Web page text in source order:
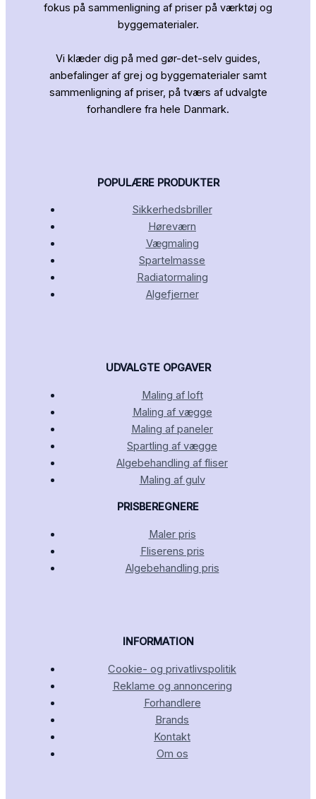
fokus på sammenligning af priser på værktøj og
byggematerialer.
Vi klæder dig på med gør-det-selv guides,
anbefalinger af grej og byggematerialer samt
sammenligning af priser, på tværs af udvalgte
forhandlere fra hele Danmark.
POPULÆRE PRODUKTER
Sikkerhedsbriller
Høreværn
Vægmaling
Spartelmasse
Radiatormaling
Algefjerner
UDVALGTE OPGAVER
Maling af loft
Maling af vægge
Maling af paneler
Spartling af vægge
Algebehandling af fliser
Maling af gulv
PRISBEREGNERE
Maler pris
Fliserens pris
Algebehandling pris
INFORMATION
Cookie- og privatlivspolitik
Reklame og annoncering
Forhandlere
Brands
Kontakt
Om os